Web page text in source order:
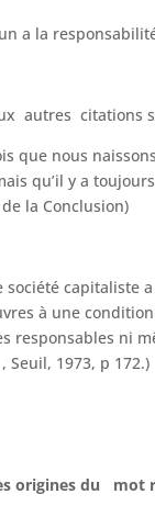
a la
autres citations
que nous
qu’il y a
la Conclusion)
société capitaliste
à une
responsables ni
Seuil, 1973, p 172.)
origines du mot